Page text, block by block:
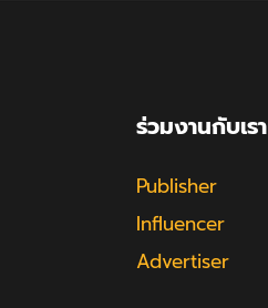
ร่วมงานกับเรา
Publisher
Influencer
Advertiser